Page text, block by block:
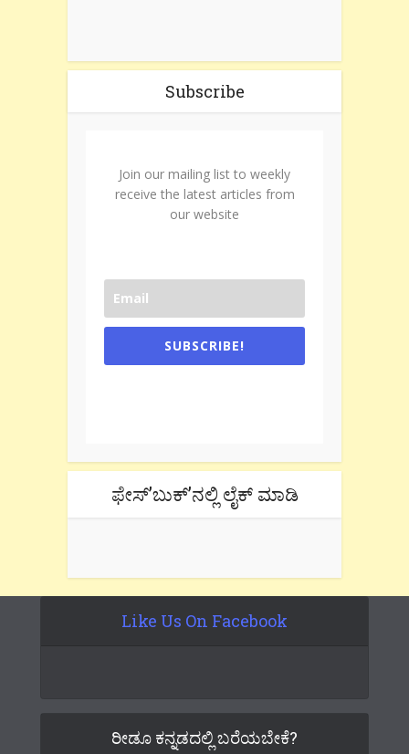
Subscribe
Join our mailing list to weekly
receive the latest articles from
our website
SUBSCRIBE!
ಫೇಸ್’ಬುಕ್’ನಲ್ಲಿ ಲೈಕ್ ಮಾಡಿ
Like Us On Facebook
ರೀಡೂ ಕನ್ನಡದಲ್ಲಿ ಬರೆಯಬೇಕೆ?